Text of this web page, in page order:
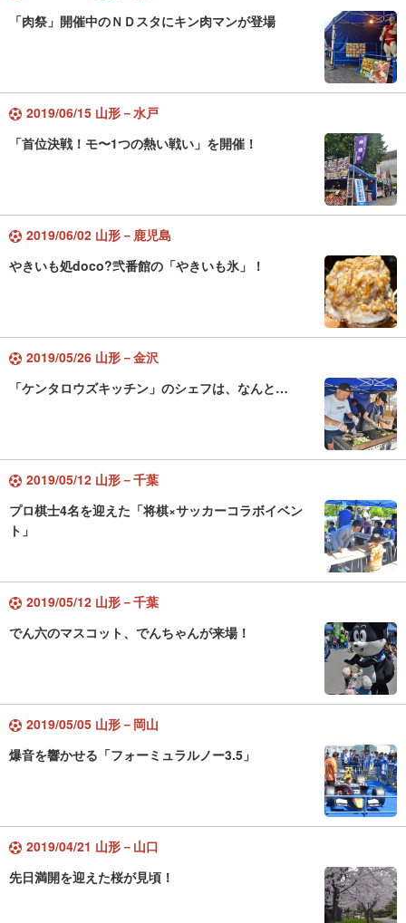
「肉祭」開催中のＮＤスタにキン肉マンが登場
2019/06/15 山形－水戸
「首位決戦！モ〜1つの熱い戦い」を開催！
2019/06/02 山形－鹿児島
やきいも処doco?弐番館の「やきいも氷」！
2019/05/26 山形－金沢
「ケンタロウズキッチン」のシェフは、なんと…
2019/05/12 山形－千葉
プロ棋士4名を迎えた「将棋×サッカーコラボイベン
ト」
2019/05/12 山形－千葉
でん六のマスコット、でんちゃんが来場！
2019/05/05 山形－岡山
爆音を響かせる「フォーミュラルノー3.5」
2019/04/21 山形－山口
先日満開を迎えた桜が見頃！